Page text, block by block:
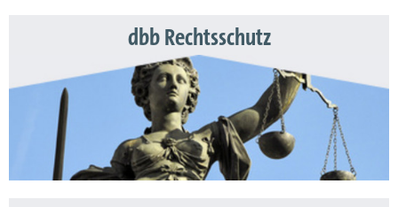
dbb Rechtsschutz